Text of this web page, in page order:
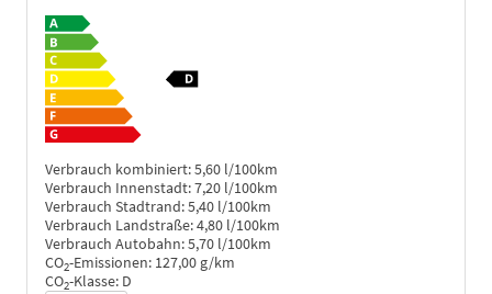
Verbrauch kombiniert:5,60 l/100km
Verbrauch Innenstadt:7,20 l/100km
Verbrauch Stadtrand:5,40 l/100km
Verbrauch Landstraße:4,80 l/100km
Verbrauch Autobahn:5,70 l/100km
CO2-Emissionen: 127,00 g/km
CO2-Klasse: D